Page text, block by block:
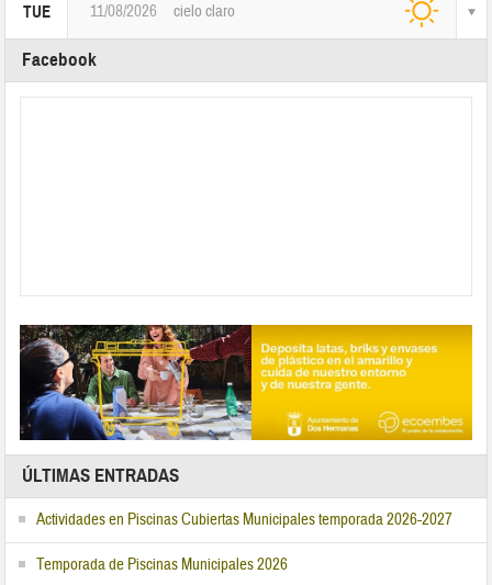
TUE 11/08/2026 cielo claro
Facebook
ÚLTIMAS ENTRADAS
Actividades en Piscinas Cubiertas Municipales temporada 2026-2027
Temporada de Piscinas Municipales 2026